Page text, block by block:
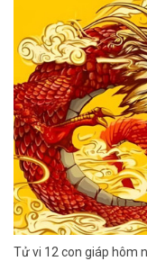
Tử vi 12 con giáp hôm